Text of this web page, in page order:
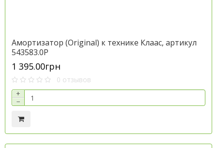
Амортизатор (Original) к технике Клаас, артикул
543583.0P
1 395.00грн
0 отзывов
+
−